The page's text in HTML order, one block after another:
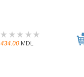
434.00 MDL